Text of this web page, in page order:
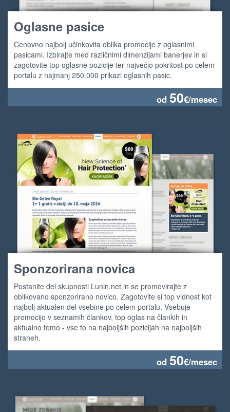
Oglasne pasice
Cenovno najbolj učinkovita oblika promocije z oglasnimi
pasicami. Izbirajte med različnimi dimenzijami banerjev in si
zagotovite top oglasne pozicije ter največjo pokritost po celem
portalu z najmanj 250.000 prikazi oglasnih pasic.
od 50€/mesec
Sponzorirana novica
Postanite del skupnosti Lunin.net in se promovirajte z
oblikovano sponzorirano novico. Zagotovite si top vidnost kot
najbolj aktualen del vsebine po celem portalu. Vsebuje
promocijo v seznamih člankov, top oglas na člankih in
aktualno temo - vse to na najboljših pozicijah na najboljših
straneh.
od 50€/mesec